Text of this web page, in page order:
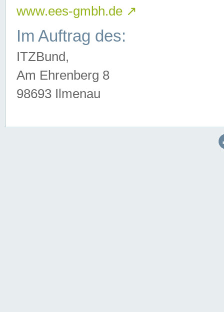
www.ees-gmbh.de ↗
Im Auftrag des:
ITZBund,
Am Ehrenberg 8
98693 Ilmenau